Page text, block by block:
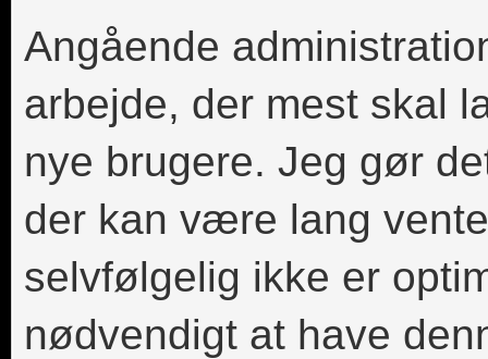
Angående
arbejde, der mest skal
nye brugere. Jeg gør
der kan være lang
selvfølgelig ikke er
nødvendigt at have